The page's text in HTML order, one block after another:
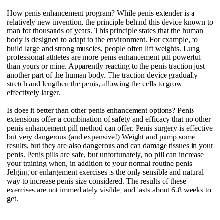
How penis enhancement program? While penis extender is a
relatively new invention, the principle behind this device known to
man for thousands of years. This principle states that the human
body is designed to adapt to the environment. For example, to
build large and strong muscles, people often lift weights. Lung
professional athletes are more penis enhancement pill powerful
than yours or mine. Apparently reacting to the penis traction just
another part of the human body. The traction device gradually
stretch and lengthen the penis, allowing the cells to grow
effectively larger.
Is does it better than other penis enhancement options? Penis
extensions offer a combination of safety and efficacy that no other
penis enhancement pill method can offer. Penis surgery is effective
but very dangerous (and expensive!) Weight and pump some
results, but they are also dangerous and can damage tissues in your
penis. Penis pills are safe, but unfortunately, no pill can increase
your training when, in addition to your normal routine penis.
Jelging or enlargement exercises is the only sensible and natural
way to increase penis size considered. The results of these
exercises are not immediately visible, and lasts about 6-8 weeks to
get.